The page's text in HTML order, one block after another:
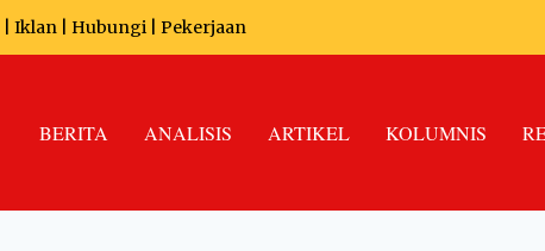
Iklan Hubungi Pekerjaan
BERITA ANALISIS ARTIKEL KOLUMNIS